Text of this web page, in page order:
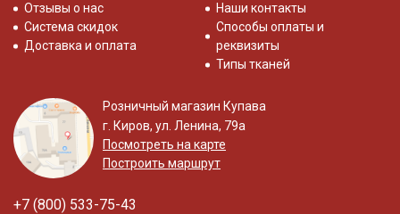
Отзывы о нас
Система скидок
Доставка и оплата
Наши контакты
Способы оплаты и
реквизиты
Типы тканей
Розничный магазин Купава
г. Киров, ул. Ленина, 79а
Посмотреть на карте
Построить маршрут
+7 (800) 533-75-43